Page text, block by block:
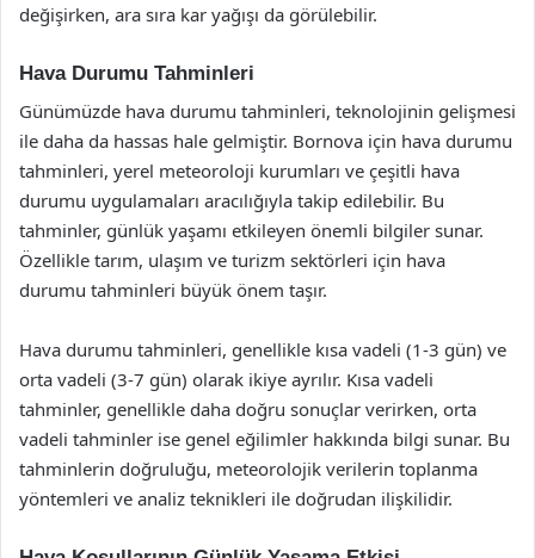
değişirken, ara sıra kar yağışı da görülebilir.
Hava Durumu Tahminleri
Günümüzde hava durumu tahminleri, teknolojinin gelişmesi
ile daha da hassas hale gelmiştir. Bornova için hava durumu
tahminleri, yerel meteoroloji kurumları ve çeşitli hava
durumu uygulamaları aracılığıyla takip edilebilir. Bu
tahminler, günlük yaşamı etkileyen önemli bilgiler sunar.
Özellikle tarım, ulaşım ve turizm sektörleri için hava
durumu tahminleri büyük önem taşır.
Hava durumu tahminleri, genellikle kısa vadeli (1-3 gün) ve
orta vadeli (3-7 gün) olarak ikiye ayrılır. Kısa vadeli
tahminler, genellikle daha doğru sonuçlar verirken, orta
vadeli tahminler ise genel eğilimler hakkında bilgi sunar. Bu
tahminlerin doğruluğu, meteorolojik verilerin toplanma
yöntemleri ve analiz teknikleri ile doğrudan ilişkilidir.